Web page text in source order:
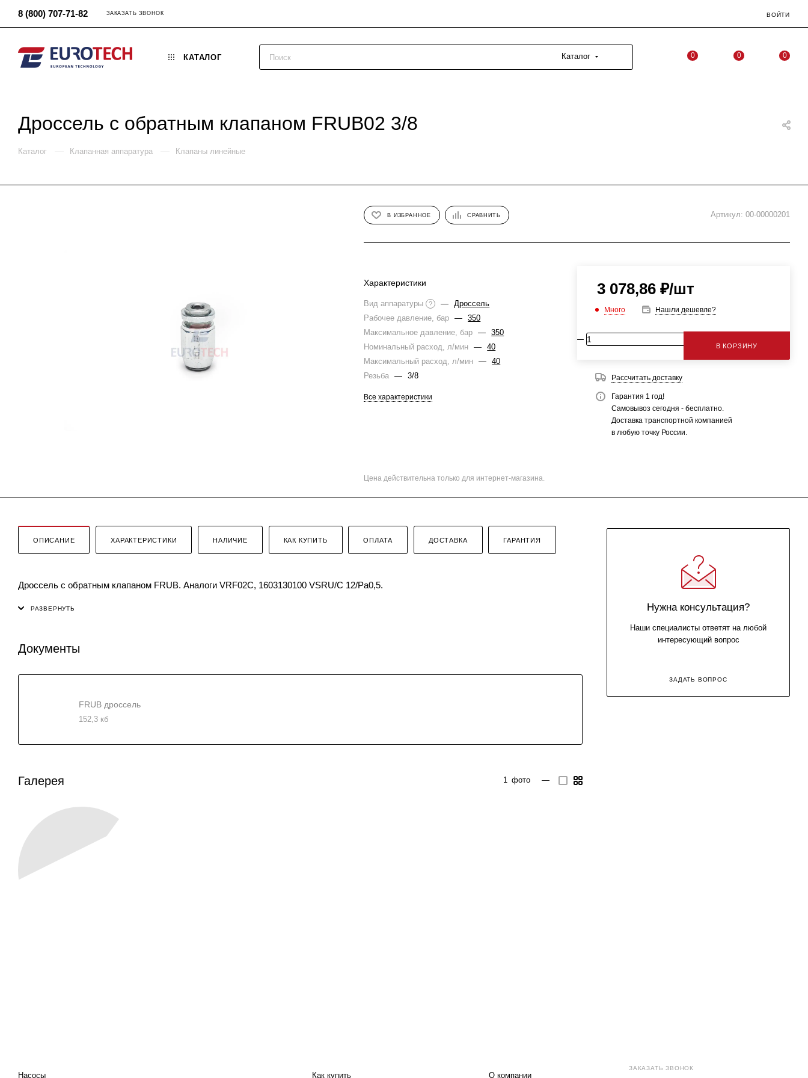
8 (800) 707-71-82 ЗАКАЗАТЬ ЗВОНОК ВОЙТИ
КАТАЛОГ Каталог 0 0 0
Дроссель с обратным клапаном FRUB02 3/8
Каталог — Клапанная аппаратура — Клапаны линейные
В ИЗБРАННОЕ СРАВНИТЬ Артикул: 00-00000201
Характеристики
Вид аппаратуры ? —
Дроссель
Рабочее давление, бар
—
350
Максимальное давление, бар
—
350
Номинальный расход, л/мин
—
40
Максимальный расход, л/мин
—
40
Резьба
— 3/8
Все характеристики
3 078,86₽/шт
Много Нашли дешевле?
В КОРЗИНУ
Рассчитать доставку
Гарантия 1 год!
Самовывоз сегодня - бесплатно.
Доставка транспортной компанией
в любую точку России.
Цена действительна только для интернет-магазина.
ОПИСАНИЕ ХАРАКТЕРИСТИКИ НАЛИЧИЕ КАК КУПИТЬ ОПЛАТА ДОСТАВКА ГАРАНТИЯ
Дроссель с обратным клапаном FRUB. Аналоги VRF02C, 1603130100 VSRU/C 12/Pa0,5.
Документы
FRUB дроссель
152,3 кб
Галерея 1 фото —
Нужна консультация?
Наши специалисты ответят на любой
интересующий вопрос
ЗАДАТЬ ВОПРОС
Насосы
Как купить
О компании
ЗАКАЗАТЬ ЗВОНОК